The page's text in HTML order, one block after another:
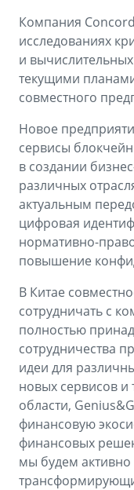
Компания
исследованиях
и вычислительных
текущими
совместного
Новое
сервисы
в создании
различных
актуальным
цифровая
нормативно-
повышение
В Китае
сотрудничать с
полностью
сотрудничества
идеи для
новых сервисов и
области,
финансовую
финансовых
мы будем активно